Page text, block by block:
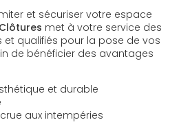
et sécuriser votre espace
met à votre service des
qualifiés pour la pose de vos
de bénéficier des avantages
et durable
aux intempéries